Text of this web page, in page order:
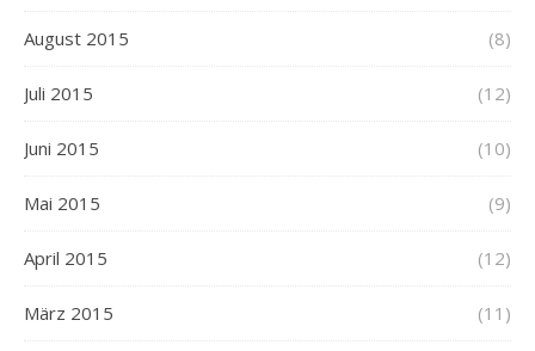
August 2015 (8)
Juli 2015 (12)
Juni 2015 (10)
Mai 2015 (9)
April 2015 (12)
März 2015 (11)